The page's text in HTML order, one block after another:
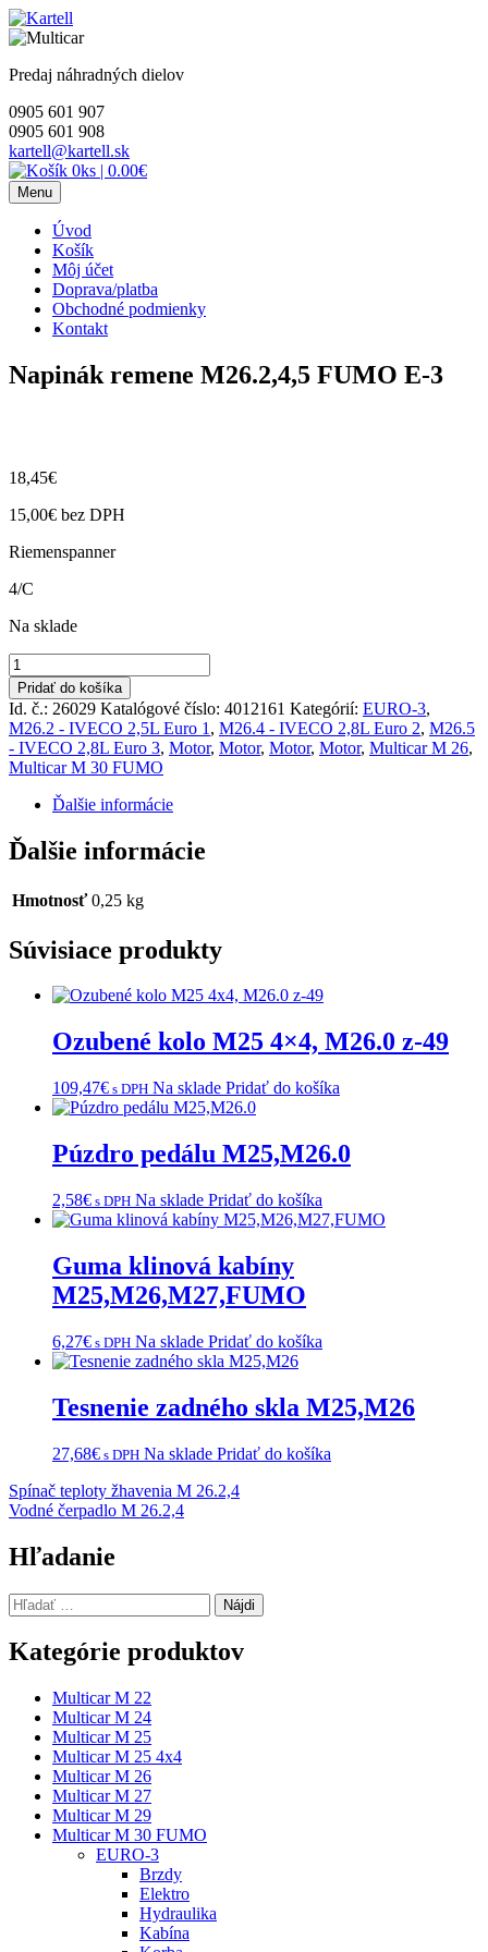
Skip
to
Predaj náhradných dielov
0905 601 907
0905 601 908
kartell@kartell.sk
0ks | 0.00€
Menu
Úvod
Košík
Môj účet
Doprava/platba
Obchodné podmienky
Kontakt
Napinák remene M26.2,4,5 FUMO E-3
18,45€
15,00€ bez DPH
Riemenspanner
4/C
Na sklade
množstvo
Napinák
remene
M26.2,4,5
FUMO
E-
3
Pridať do košíka
Id. č.: 26029 Katalógové číslo: 4012161 Kategórií: EURO-3,
M26.2 - IVECO 2,5L Euro 1 , M26.4 - IVECO 2,8L Euro 2, M26.5
- IVECO 2,8L Euro 3, Motor, Motor, Motor, Motor, Multicar M 26,
Multicar M 30 FUMO
Ďalšie informácie
Ďalšie informácie
Hmotnosť 0,25 kg
Súvisiace produkty
Ozubené kolo M25 4×4, M26.0 z-49
109,47€ s DPH Na sklade Pridať do košíka
Púzdro pedálu M25,M26.0
2,58€ s DPH Na sklade Pridať do košíka
Guma klinová kabíny
M25,M26,M27,FUMO
6,27€ s DPH Na sklade Pridať do košíka
Tesnenie zadného skla M25,M26
27,68€ s DPH Na sklade Pridať do košíka
Navigácia
v
článku
Spínač teploty žhavenia M 26.2,4
Vodné čerpadlo M 26.2,4
Hľadanie
Hľadať:
Kategórie produktov
Multicar M 22
Multicar M 24
Multicar M 25
Multicar M 25 4x4
Multicar M 26
Multicar M 27
Multicar M 29
Multicar M 30 FUMO
EURO-3
Brzdy
Elektro
Hydraulika
Kabína